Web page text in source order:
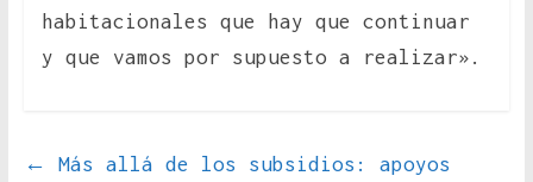
habitacionales que hay que continuar
y que vamos por supuesto a realizar».
←
Más allá de los subsidios: apoyos